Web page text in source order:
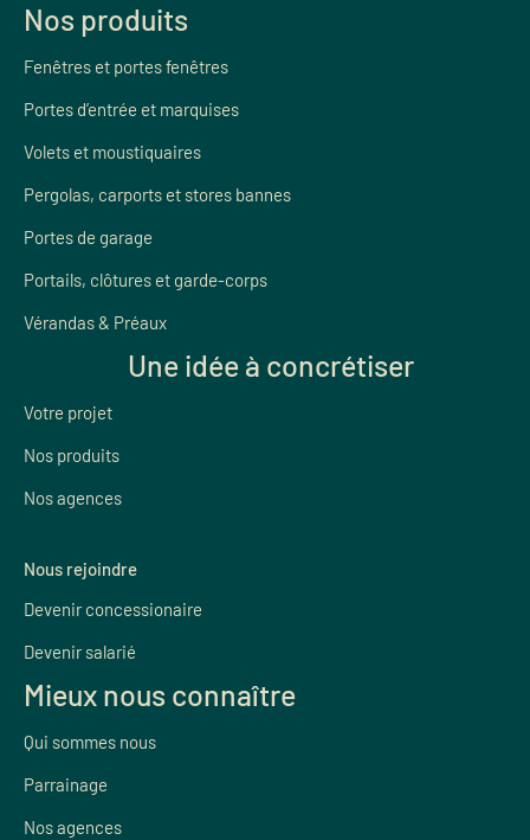
Nos produits
Fenêtres et portes fenêtres
Portes d’entrée et marquises
Volets et moustiquaires
Pergolas, carports et stores bannes
Portes de garage
Portails, clôtures et garde-corps
Vérandas & Préaux
Une idée à concrétiser
Votre projet
Nos produits
Nos agences
Nous rejoindre
Devenir concessionaire
Devenir salarié
Mieux nous connaître
Qui sommes nous
Parrainage
Nos agences